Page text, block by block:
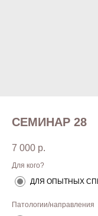
СЕМИНАР 28
7 000 р.
Для кого?
ДЛЯ ОПЫТНЫХ
Патологии/направления